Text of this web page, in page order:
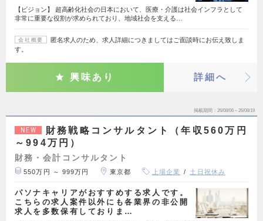
【ビジョン】 超高齢化社会の日本において、医療・介護は社会インフラとして
非常に重要な役割が求められており、地域社会を支える…
会社概要
匿名求人のため、求人詳細につきましてはご面談時にお伝え致しま
す。
興味あり 詳細へ
掲載期間 26/08/06～26/08/19
NEW
財務戦略コンサルタント（年収560万円
～994万円）
財務・会計コンサルタント
550万円 ～ 999万円 東京都 上場企業 土日祝休み
パソナキャリアがおすすめする求人です。
こちらの求人案件以外にも各業界の非公開
求人を多数保有しておりま…